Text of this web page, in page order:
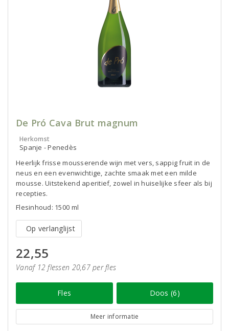
De Pró Cava Brut magnum
Herkomst
Spanje - Penedès
Heerlijk frisse mousserende wijn met vers, sappig fruit in de
neus en een evenwichtige, zachte smaak met een milde
mousse. Uitstekend aperitief, zowel in huiselijke sfeer als bij
recepties.
Flesinhoud: 1500 ml
Op verlanglijst
22,55
Vanaf 12 flessen 20,67 per fles
Fles Doos (6)
Meer informatie